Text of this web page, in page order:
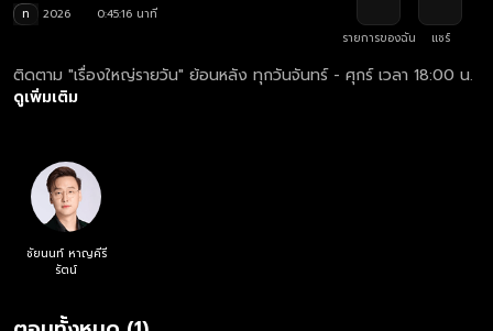
ท 2026
0:45:16 นาที
รายการของฉัน
แชร์
ติดตาม "เรื่องใหญ่รายวัน" ย้อนหลัง ทุกวันจันทร์ - ศุกร์ เวลา 18:00 น.
ดูเพิ่มเติม
ชัยนนท์ หาญคีรี
รัตน์